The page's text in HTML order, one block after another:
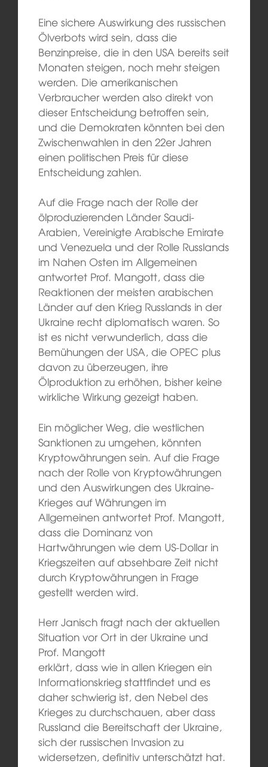
Eine sichere Auswirkung des russischen
Ölverbots wird sein, dass die
Benzinpreise, die in den USA bereits seit
Monaten steigen, noch mehr steigen
werden. Die amerikanischen
Verbraucher werden also direkt von
dieser Entscheidung betroffen sein,
und die Demokraten könnten bei den
Zwischenwahlen in den 22er Jahren
einen politischen Preis für diese
Entscheidung zahlen.
Auf die Frage nach der Rolle der
ölproduzierenden Länder Saudi-
Arabien, Vereinigte Arabische Emirate
und Venezuela und der Rolle Russlands
im Nahen Osten im Allgemeinen
antwortet Prof. Mangott, dass die
Reaktionen der meisten arabischen
Länder auf den Krieg Russlands in der
Ukraine recht diplomatisch waren. So
ist es nicht verwunderlich, dass die
Bemühungen der USA, die OPEC plus
davon zu überzeugen, ihre
Ölproduktion zu erhöhen, bisher keine
wirkliche Wirkung gezeigt haben.
Ein möglicher Weg, die westlichen
Sanktionen zu umgehen, könnten
Kryptowährungen sein. Auf die Frage
nach der Rolle von Kryptowährungen
und den Auswirkungen des Ukraine-
Krieges auf Währungen im
Allgemeinen antwortet Prof. Mangott,
dass die Dominanz von
Hartwährungen wie dem US-Dollar in
Kriegszeiten auf absehbare Zeit nicht
durch Kryptowährungen in Frage
gestellt werden wird.
Herr Janisch fragt nach der aktuellen
Situation vor Ort in der Ukraine und
Prof. Mangott
erklärt, dass wie in allen Kriegen ein
Informationskrieg stattfindet und es
daher schwierig ist, den Nebel des
Krieges zu durchschauen, aber dass
Russland die Bereitschaft der Ukraine,
sich der russischen Invasion zu
widersetzen, definitiv unterschätzt hat.